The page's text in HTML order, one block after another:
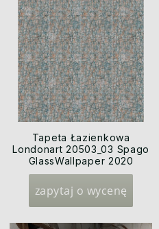
Tapeta Łazienkowa
Londonart 20503_03 Spago
GlassWallpaper 2020
zapytaj o wycenę